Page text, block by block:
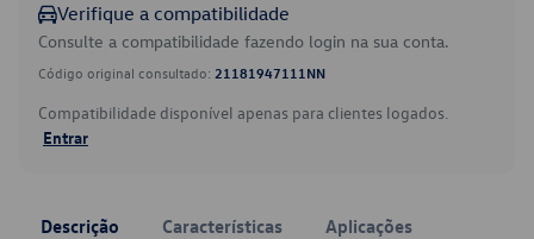
Verifique a compatibilidade
Consulte a compatibilidade fazendo login na sua conta.
Código original consultado: 21181947111NN
Compatibilidade disponível apenas para clientes logados.
Entrar
Descrição Características Aplicações